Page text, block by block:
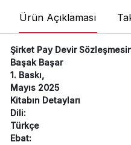
Ürün Açıklaması
Şirket Pay Devir
Başak Başar
1. Baskı,
Mayıs 2025
Kitabın Detayları
Dili:
Türkçe
Ebat: